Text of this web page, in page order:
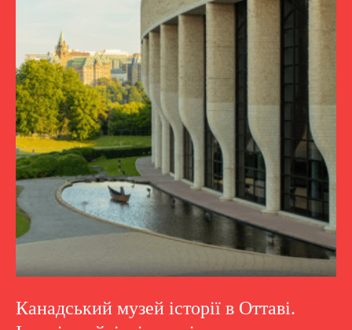
Канадський музей історії в Оттаві.